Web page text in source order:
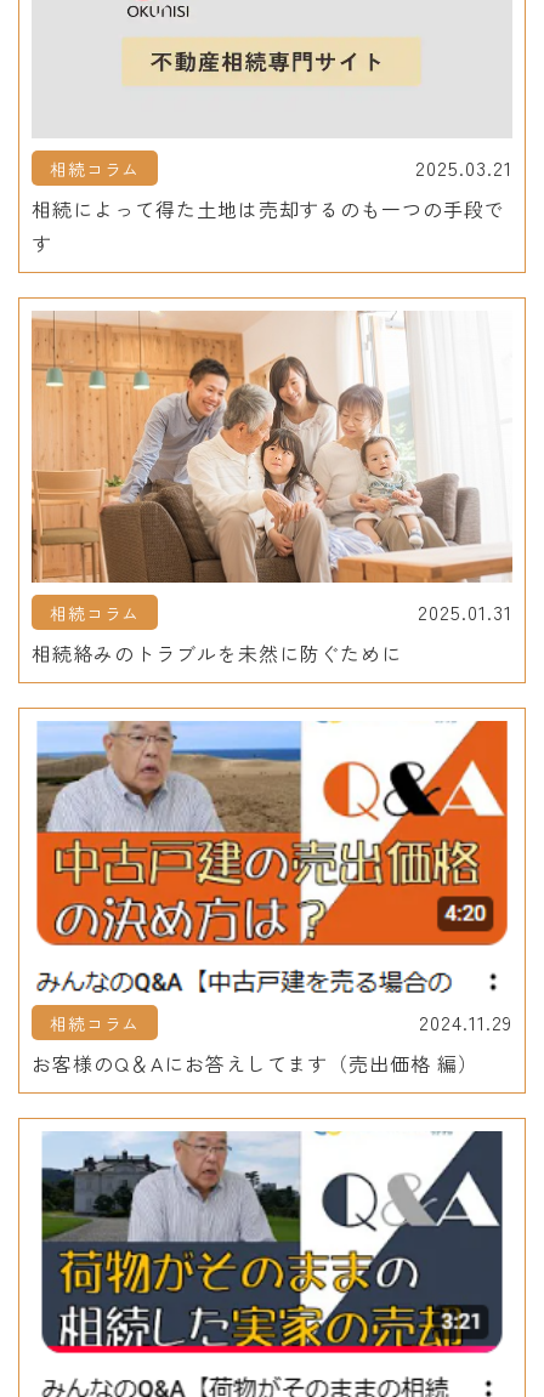
相続コラム
2025.03.21
相続によって得た土地は売却するのも一つの手段で
す
相続コラム
2025.01.31
相続絡みのトラブルを未然に防ぐために
相続コラム
2024.11.29
お客様のQ＆Aにお答えしてます（売出価格 編）